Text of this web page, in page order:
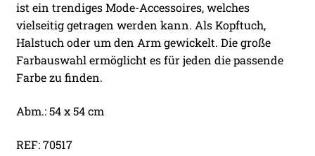
ist ein trendiges Mode-Accessoires, welches
vielseitig getragen werden kann. Als Kopftuch,
Halstuch oder um den Arm gewickelt. Die große
Farbauswahl ermöglicht es für jeden die passende
Farbe zu finden.
Abm.: 54 x 54 cm
REF: 70517